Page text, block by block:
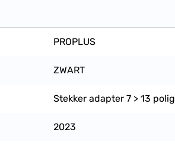
PROPLUS
ZWART
Stekker adapter 7 > 13 polig
2023